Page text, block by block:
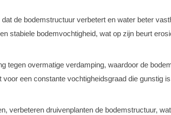
de bodemstructuur verbetert en water beter
stabiele bodemvochtigheid, wat op zijn beurt
tegen overmatige verdamping, waardoor de
een constante vochtigheidsgraad die gunstig
verbeteren druivenplanten de bodemstructuur,